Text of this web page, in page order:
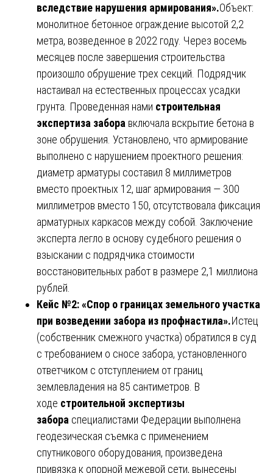
вследствие нарушения армирования».Объект:
монолитное бетонное ограждение высотой 2,2
метра, возведенное в 2022 году. Через восемь
месяцев после завершения строительства
произошло обрушение трех секций. Подрядчик
настаивал на естественных процессах усадки
грунта. Проведенная нами строительная
экспертиза забора включала вскрытие бетона в
зоне обрушения. Установлено, что армирование
выполнено с нарушением проектного решения:
диаметр арматуры составил 8 миллиметров
вместо проектных 12, шаг армирования — 300
миллиметров вместо 150, отсутствовала фиксация
арматурных каркасов между собой. Заключение
эксперта легло в основу судебного решения о
взыскании с подрядчика стоимости
восстановительных работ в размере 2,1 миллиона
рублей.
Кейс №2: «Спор о границах земельного участка
при возведении забора из профнастила».Истец
(собственник смежного участка) обратился в суд
с требованием о сносе забора, установленного
ответчиком с отступлением от границ
землевладения на 85 сантиметров. В
ходе строительной экспертизы
забора специалистами Федерации выполнена
геодезическая съемка с применением
спутникового оборудования, произведена
привязка к опорной межевой сети, вынесены